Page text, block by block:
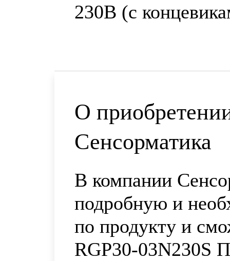
230В (с
О
Сенсорматика
В компании
подробную и
по продукту и
RGP30-03N230S